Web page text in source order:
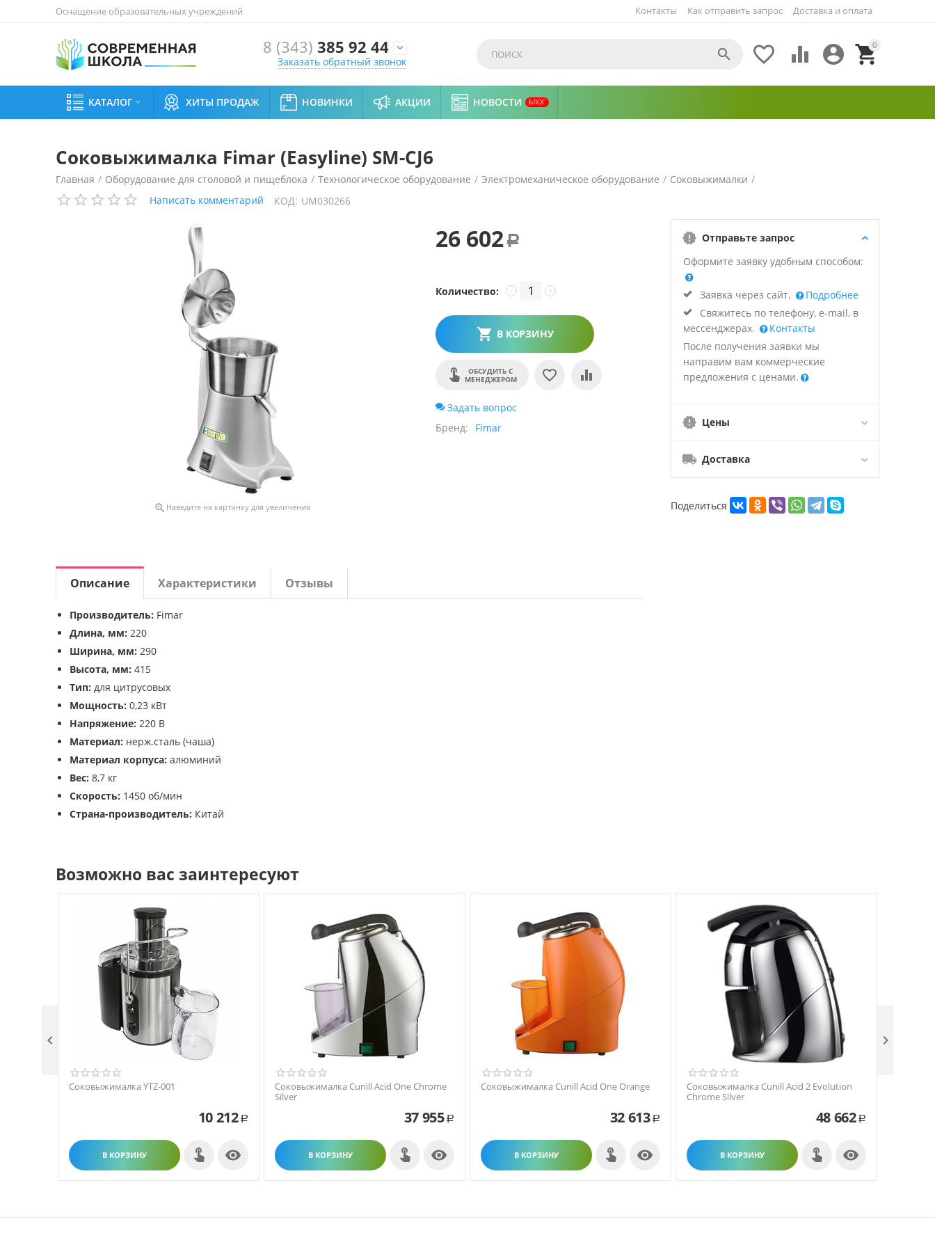
Оснащение образовательных учреждений Как отправить запрос Доставка и оплата
Контакты
8 (343) 385 92 44 
Заказать обратный звонок
0


 

КАТАЛОГ  ХИТЫ ПРОДАЖ НОВИНКИ АКЦИИ НОВОСТИ БЛОГ
Соковыжималка Fimar (Easyline) SM-CJ6
Главная / Оборудование для столовой и пищеблока / Технологическое оборудование / Электромеханическое оборудование / Соковыжималки /
Соковыжималка Fimar (Easyline) SM-CJ6
Написать комментарий КОД: UM030266
 Наведите на картинку для увеличения
26 602 Р
Количество: +
−
В КОРЗИНУ
ОБСУДИТЬ С
МЕНЕДЖЕРОМ
Задать вопрос
Бренд
Fimar
Отправьте запрос
Оформите заявку удобным способом:
Заявка через сайт.
Подробнее
Свяжитесь по телефону, e-mail, в
мессенджерах.
Контакты
После получения заявки мы
направим вам коммерческие
предложения с ценами.
Цены
Доставка
Поделиться
Описание Характеристики Отзывы
Производитель: Fimar
Длина, мм: 220
Ширина, мм: 290
Высота, мм: 415
Тип: для цитрусовых
Мощность: 0,23 кВт
Напряжение: 220 В
Материал: нерж.сталь (чаша)
Материал корпуса: алюминий
Вес: 8,7 кг
Скорость: 1450 об/мин
Страна-производитель: Китай
Возможно вас заинтересуют
Соковыжималка YTZ-001
10 212 Р
В КОРЗИНУ 
Соковыжималка Cunill Acid One Chrome
Silver
37 955 Р
В КОРЗИНУ 
Соковыжималка Cunill Acid One Orange
32 613 Р
В КОРЗИНУ 
Соковыжималка Cunill Acid 2 Evolution
Chrome Silver
48 662 Р
В КОРЗИНУ 
 